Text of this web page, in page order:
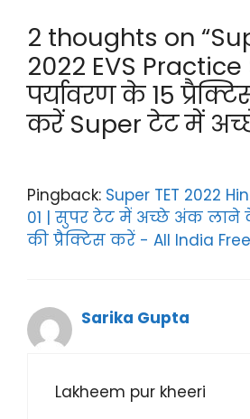
er gr
a
m
ts
A
p
p
e
b
o
o
k
2 thoughts on
2022 EVS Practice
पर्यावरण के 15
करें Super टेट में
Pingback: Super TET 2022
01 | सुपर टेट में अच्छे अंक लाने
की प्रैक्टिस करें - All India
Sarika Gupta
Lakheem pur kheeri